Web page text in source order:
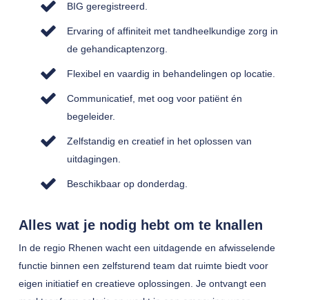
BIG geregistreerd.
Ervaring of affiniteit met tandheelkundige zorg in
de gehandicaptenzorg.
Flexibel en vaardig in behandelingen op locatie.
Communicatief, met oog voor patiënt én
begeleider.
Zelfstandig en creatief in het oplossen van
uitdagingen.
Beschikbaar op donderdag.
Alles wat je nodig hebt om te knallen
In de regio Rhenen wacht een uitdagende en afwisselende
functie binnen een zelfsturend team dat ruimte biedt voor
eigen initiatief en creatieve oplossingen. Je ontvangt een